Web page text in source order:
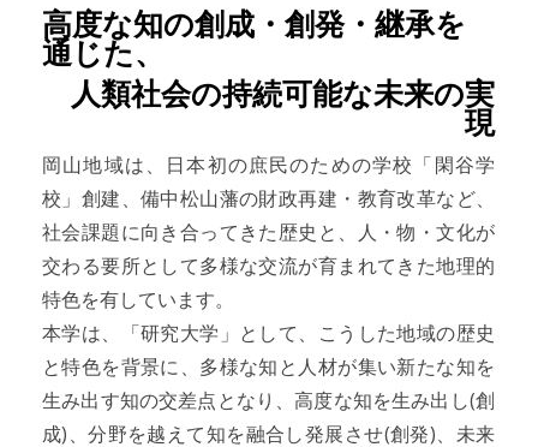
高度な知の創成・創発・継承を
通じた、
人類社会の持続可能な未来の実
現
岡山地域は、日本初の庶民のための学校「閑谷学
校」創建、備中松山藩の財政再建・教育改革など、
社会課題に向き合ってきた歴史と、人・物・文化が
交わる要所として多様な交流が育まれてきた地理的
特色を有しています。
本学は、「研究大学」として、こうした地域の歴史
と特色を背景に、多様な知と人材が集い新たな知を
生み出す知の交差点となり、高度な知を生み出し(創
成)、分野を越えて知を融合し発展させ(創発)、未来